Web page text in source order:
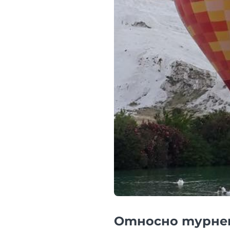
Относно